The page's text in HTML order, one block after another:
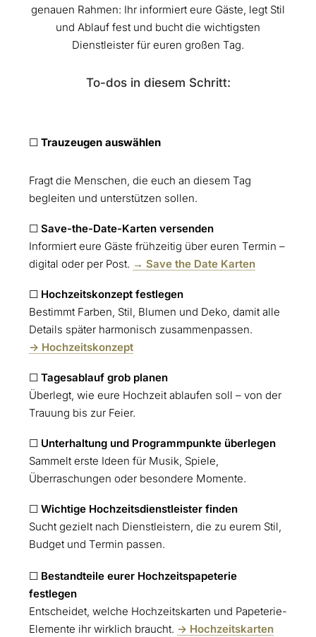
genauen Rahmen: Ihr informiert eure Gäste, legt Stil
und Ablauf fest und bucht die wichtigsten
Dienstleister für euren großen Tag.
To-dos in diesem Schritt:
☐ Trauzeugen auswählen
Fragt die Menschen, die euch an diesem Tag
begleiten und unterstützen sollen.
☐ Save-the-Date-Karten versenden
Informiert eure Gäste frühzeitig über euren Termin –
digital oder per Post. → Save the Date Karten
☐ Hochzeitskonzept festlegen
Bestimmt Farben, Stil, Blumen und Deko, damit alle
Details später harmonisch zusammenpassen.
-> Hochzeitskonzept
☐ Tagesablauf grob planen
Überlegt, wie eure Hochzeit ablaufen soll – von der
Trauung bis zur Feier.
☐ Unterhaltung und Programmpunkte überlegen
Sammelt erste Ideen für Musik, Spiele,
Überraschungen oder besondere Momente.
☐ Wichtige Hochzeitsdienstleister finden
Sucht gezielt nach Dienstleistern, die zu eurem Stil,
Budget und Termin passen.
☐ Bestandteile eurer Hochzeitspapeterie
festlegen
Entscheidet, welche Hochzeitskarten und Papeterie-
Elemente ihr wirklich braucht. -> Hochzeitskarten